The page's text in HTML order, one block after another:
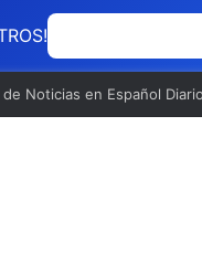
de Noticias en Español